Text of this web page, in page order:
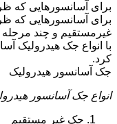
غیرمستقیم و چند مرحله
با انواع جک هیدرولیک
کرد.
جک آسانسور هیدرولیک
انواع جک آسانسور
جک غیر مستقیم